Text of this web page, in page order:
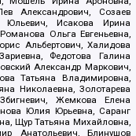
Александрович, Созаев
Юльевич, Исакова Ирина
Ольга Евгеньевна,
Альбертович, Халидова
Федотова Галина
Александр Маркович,
Татьяна Владимировна,
Николаевна, Золотарева
Жемкова Елена
Юлия Юрьевна, Саранг
Щур Татьяна Михайловна,
Анатольевич, Блинушов